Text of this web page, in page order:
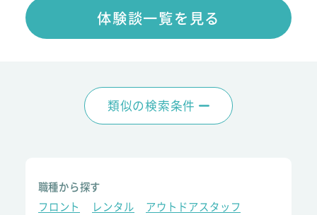
体験談一覧を見る
類似の検索条件
職種から探す
フロント
レンタル
アウトドアスタッフ